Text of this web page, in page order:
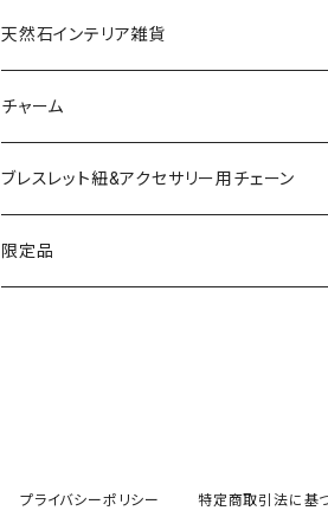
ドゥルージー
ソーラークォーツ
コッパー
アゲート
天然石インテリア雑貨
天然石スライスコースター
天然石キャンドルホルダー
チャーム
ブレスレット紐&アクセサリー用チェーン
ネックレスチェーン
限定品
プライバシーポリシー 特定商取引法に基